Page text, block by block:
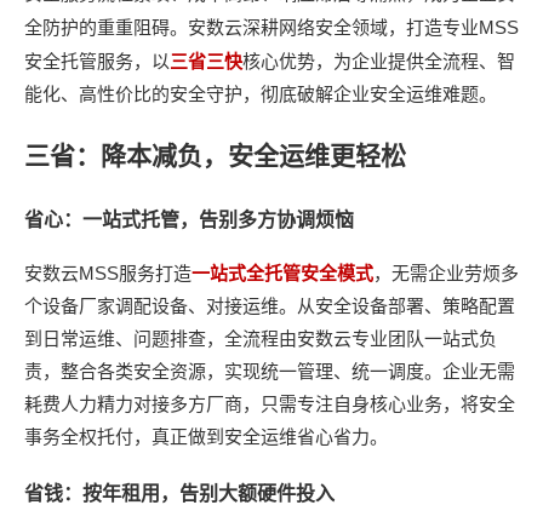
全防护的重重阻碍。安数云深耕网络安全领域，打造专业MSS
安全托管服务，以三省三快核心优势，为企业提供全流程、智
能化、高性价比的安全守护，彻底破解企业安全运维难题。
三省：降本减负，安全运维更轻松
省心：一站式托管，告别多方协调烦恼
安数云MSS服务打造一站式全托管安全模式，无需企业劳烦多
个设备厂家调配设备、对接运维。从安全设备部署、策略配置
到日常运维、问题排查，全流程由安数云专业团队一站式负
责，整合各类安全资源，实现统一管理、统一调度。企业无需
耗费人力精力对接多方厂商，只需专注自身核心业务，将安全
事务全权托付，真正做到安全运维省心省力。
省钱：按年租用，告别大额硬件投入